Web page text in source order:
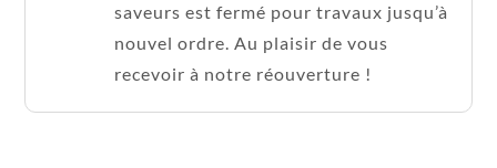
saveurs est fermé pour travaux jusqu’à
nouvel ordre. Au plaisir de vous
recevoir à notre réouverture !